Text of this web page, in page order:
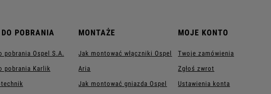
POBRANIA
pobrania Ospel S.A.
pobrania Karlik
MONTAŻE
Jak montować włączniki Ospel
Aria
Jak montować gniazda Ospel
MOJE KONTO
Twoje zamówienia
Zgłoś zwrot
Ustawienia konta